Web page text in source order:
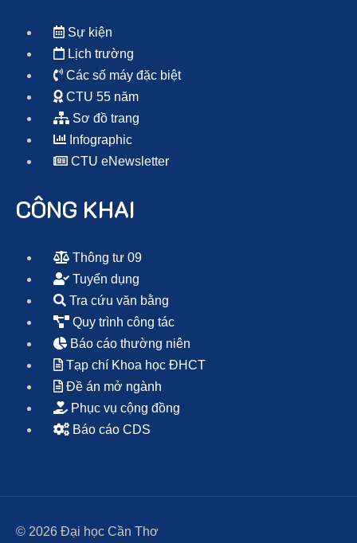
Sự kiện
Lịch trường
Các số máy đặc biệt
CTU 55 năm
Sơ đồ trang
Infographic
CTU eNewsletter
CÔNG KHAI
Thông tư 09
Tuyển dụng
Tra cứu văn bằng
Quy trình công tác
Báo cáo thường niên
Tạp chí Khoa học ĐHCT
Đề án mở ngành
Phục vụ cộng đồng
Báo cáo CDS
© 2026 Đại học Cần Thơ